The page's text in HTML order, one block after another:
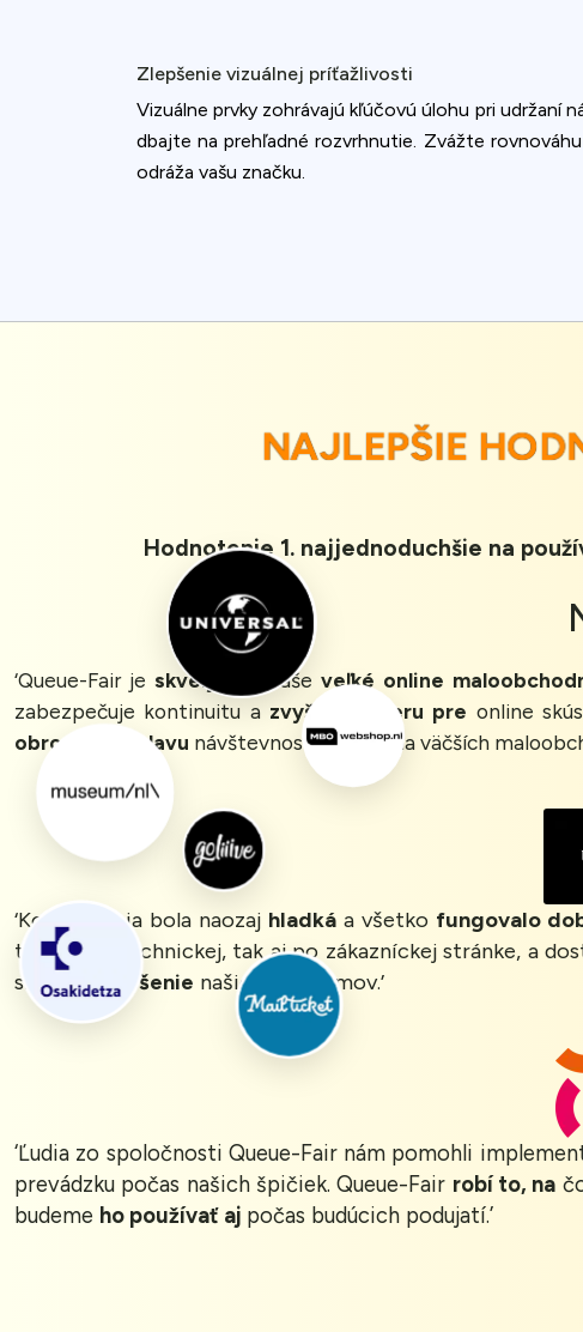
Zlepšenie vizuálnej príťažlivosti
Vizuálne prvky zohrávajú kľúčovú úlohu pri udržaní
dbajte na prehľadné rozvrhnutie. Zvážte
odráža vašu značku.
NAJLEPŠIE
Hodnotenie 1. najjednoduchšie na
‘Queue-Fair jeskvelý pre naše veľké online
zabezpečuje kontinuitu a zvyšuje dôveru pre online
obrovskú záplavu návštevnosti a účasť na väčších
‘Komunikácia bola naozaj hladkáa všetko fungovalo
to ako po technickej, tak aj po zákazníckej stránke, a
sme našliriešenie našich problémov.’
‘Ľudia zo spoločnosti Queue-Fair nám pomohli
prevádzku počas našich špičiek. Queue-Fair robí to, na
budeme ho používať aj počas budúcich podujatí.’